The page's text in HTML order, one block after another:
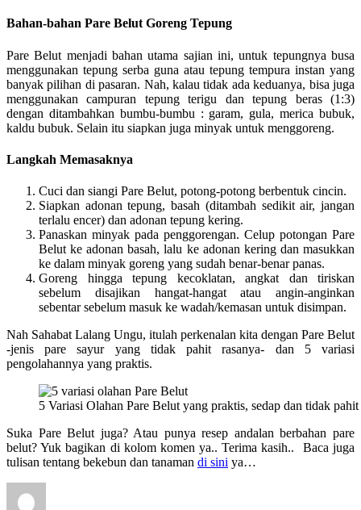
Bahan-bahan Pare Belut Goreng Tepung
Pare Belut menjadi bahan utama sajian ini, untuk tepungnya busa
menggunakan tepung serba guna atau tepung tempura instan yang
banyak pilihan di pasaran. Nah, kalau tidak ada keduanya, bisa juga
menggunakan campuran tepung terigu dan tepung beras (1:3)
dengan ditambahkan bumbu-bumbu : garam, gula, merica bubuk,
kaldu bubuk. Selain itu siapkan juga minyak untuk menggoreng.
Langkah Memasaknya
Cuci dan siangi Pare Belut, potong-potong berbentuk cincin.
Siapkan adonan tepung, basah (ditambah sedikit air, jangan
terlalu encer) dan adonan tepung kering.
Panaskan minyak pada penggorengan. Celup potongan Pare
Belut ke adonan basah, lalu ke adonan kering dan masukkan
ke dalam minyak goreng yang sudah benar-benar panas.
Goreng hingga tepung kecoklatan, angkat dan tiriskan
sebelum disajikan hangat-hangat atau angin-anginkan
sebentar sebelum masuk ke wadah/kemasan untuk disimpan.
Nah Sahabat Lalang Ungu, itulah perkenalan kita dengan Pare Belut
-jenis pare sayur yang tidak pahit rasanya- dan 5 variasi
pengolahannya yang praktis.
5 Variasi Olahan Pare Belut yang praktis, sedap dan tidak pahit
Suka Pare Belut juga? Atau punya resep andalan berbahan pare
belut? Yuk bagikan di kolom komen ya.. Terima kasih.. Baca juga
tulisan tentang bekebun dan tanaman di sini ya…